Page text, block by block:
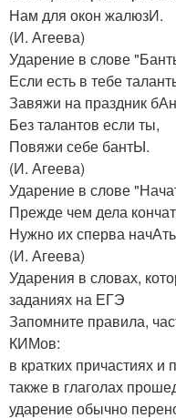
Нам для окон жалюзИ.
(И. Агеева)
Ударение в слове
Если есть в тебе
Завяжи на праздник
Без талантов если ты,
Повяжи себе бантЫ.
(И. Агеева)
Ударение в слове
Прежде чем дела
Нужно их сперва
(И. Агеева)
Ударения в словах,
заданиях на ЕГЭ
Запомните правила,
КИМов:
в кратких причастиях и
также в глаголах
ударение обычно